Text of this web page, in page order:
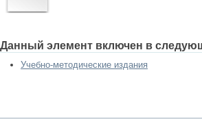
Данный элемент включен в
Учебно-методические издания